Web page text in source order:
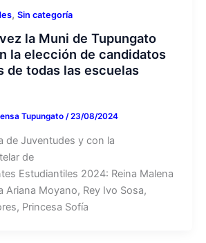
, Sin categoría
la Muni de Tupungato
la elección de candidatos
de todas las escuelas
Tupungato /23/08/2024
de Juventudes y con la
de
Estudiantiles 2024: Reina Malena
Ariana Moyano, Rey Ivo Sosa,
Princesa Sofía